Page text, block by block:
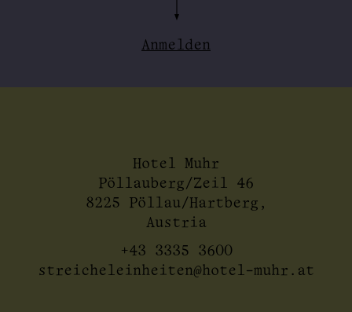
Anmelden
Hotel Muhr
Pöllauberg/Zeil 46
8225 Pöllau/Hartberg,
Austria
+43 3335 3600
streicheleinheiten@hotel-muhr.at